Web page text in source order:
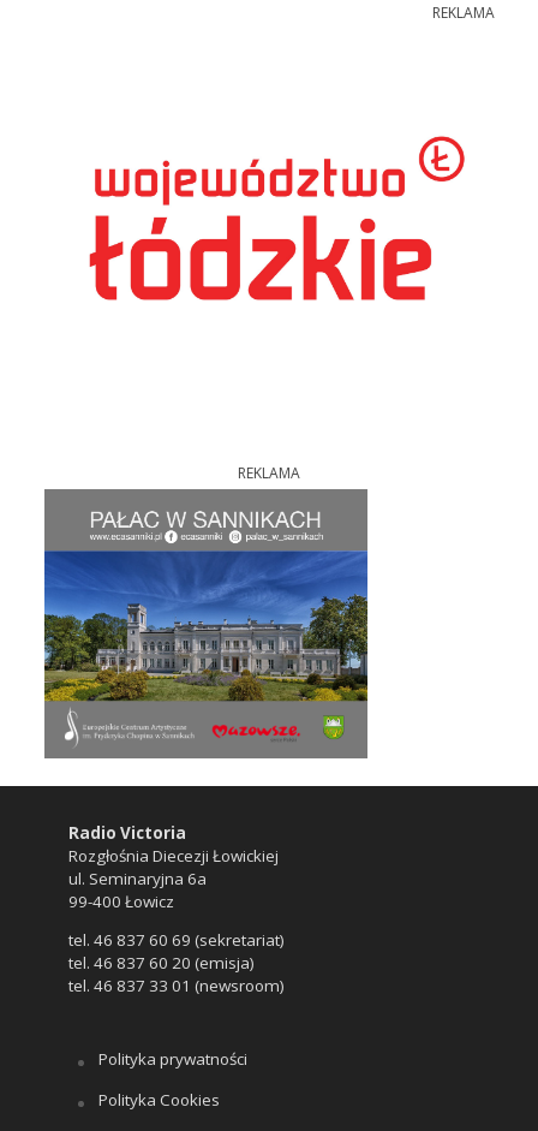
REKLAMA
REKLAMA
Radio Victoria
Rozgłośnia Diecezji Łowickiej
ul. Seminaryjna 6a
99-400 Łowicz
tel. 46 837 60 69 (sekretariat)
tel. 46 837 60 20 (emisja)
tel. 46 837 33 01 (newsroom)
Polityka prywatności
Polityka Cookies